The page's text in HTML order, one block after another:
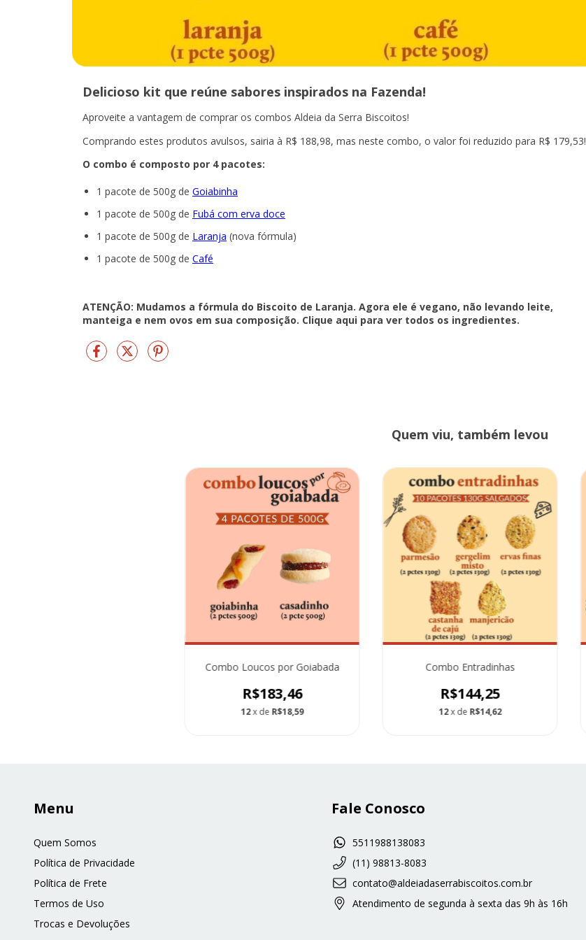
Delicioso kit que reúne sabores inspirados na Fazenda!
​Aproveite a vantagem de comprar os combos Aldeia da Serra Biscoitos!
Comprando estes produtos avulsos, sairia à R$ 188,98, mas neste combo, o valor foi reduzido para R$ 179,53!
O combo é composto por 4 pacotes:
1 pacote de 500g de Goiabinha
1 pacote de 500g de Fubá com erva doce
1 pacote de 500g de Laranja (nova fórmula)
1 pacote de 500g de Café
ATENÇÃO: Mudamos a fórmula do Biscoito de Laranja. Agora ele é vegano, não levando leite,
manteiga e nem ovos em sua composição. Clique aqui para ver todos os ingredientes.
Quem viu, também levou
Combo Loucos por Goiabada
R$183,46
12x de R$18,59
Combo Entradinhas
R$144,25
12x de R$14,62
Menu
Quem Somos
Política de Privacidade
Política de Frete
Termos de Uso
Trocas e Devoluções
Fale Conosco
5511988138083
(11) 98813-8083
contato@aldeiadaserrabiscoitos.com.br
Atendimento de segunda à sexta das 9h às 16h